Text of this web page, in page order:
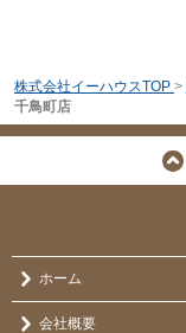
株式会社イーハウスTOP >
千鳥町店
ホーム
会社概要